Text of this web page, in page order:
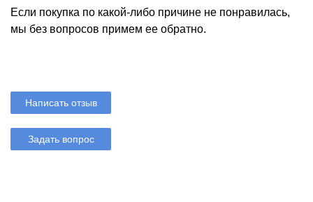
Если покупка по какой-либо причине не понравилась,
мы без вопросов примем ее обратно.
Написать отзыв
Задать вопрос